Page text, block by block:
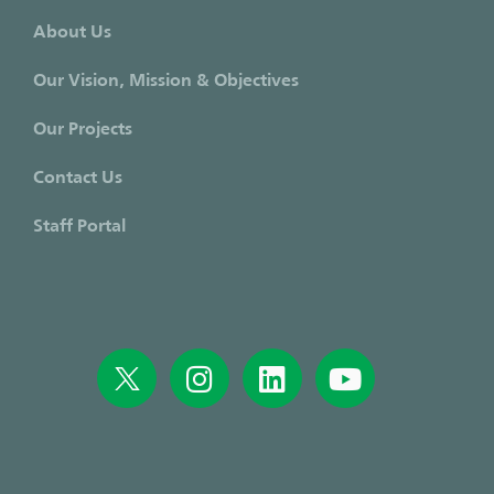
About Us
Our Vision, Mission & Objectives
Our Projects
Contact Us
Staff Portal